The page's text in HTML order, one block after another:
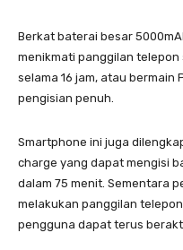
Berkat baterai besar
menikmati panggilan telepon
selama 16 jam, atau bermain
pengisian penuh.
Smartphone ini juga
charge yang dapat mengisi
dalam 75 menit. Sementara
melakukan panggilan
pengguna dapat terus